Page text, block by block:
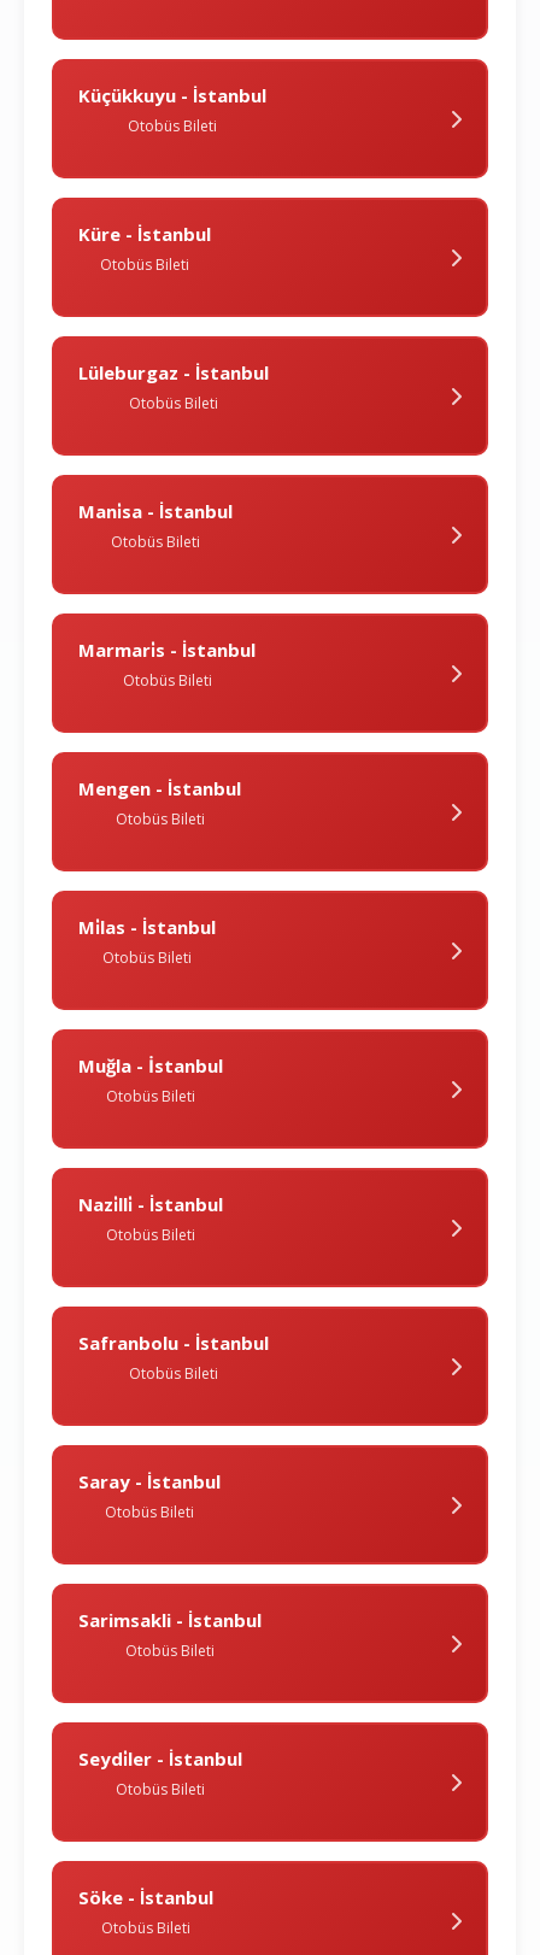
Küçükkuyu - İstanbul
Otobüs Bileti
Küre - İstanbul
Otobüs Bileti
Lüleburgaz - İstanbul
Otobüs Bileti
Mani̇sa - İstanbul
Otobüs Bileti
Marmari̇s - İstanbul
Otobüs Bileti
Mengen - İstanbul
Otobüs Bileti
Mi̇las - İstanbul
Otobüs Bileti
Muğla - İstanbul
Otobüs Bileti
Nazi̇lli̇ - İstanbul
Otobüs Bileti
Safranbolu - İstanbul
Otobüs Bileti
Saray - İstanbul
Otobüs Bileti
Sarimsakli - İstanbul
Otobüs Bileti
Seydi̇ler - İstanbul
Otobüs Bileti
Söke - İstanbul
Otobüs Bileti